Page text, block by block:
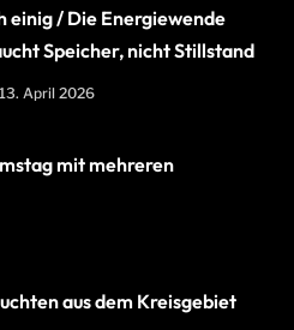
einig / Die Energiewende
Speicher, nicht Stillstand
13. April 2026
mit mehreren
aus dem Kreisgebiet